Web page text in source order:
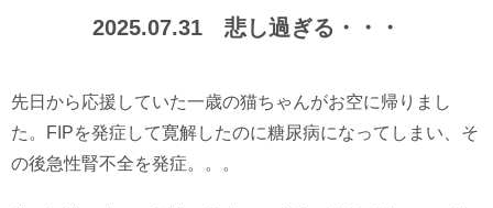
2025.07.31 悲し過ぎる・・・
先日から応援していた一歳の猫ちゃんがお空に帰りまし
た。FIPを発症して寛解したのに糖尿病になってしまい、そ
の後急性腎不全を発症。。。